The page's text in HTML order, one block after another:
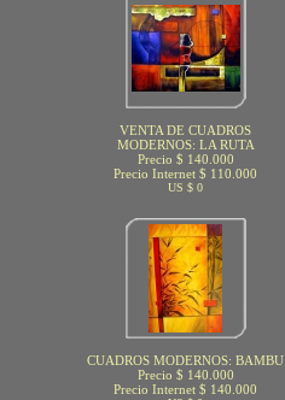
VENTA DE CUADROS
MODERNOS: LA RUTA
Precio $ 140.000
Precio Internet $ 110.000
US $ 0
CUADROS MODERNOS: BAMBU
Precio $ 140.000
Precio Internet $ 140.000